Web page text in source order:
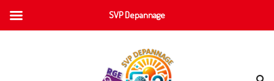
SVP Depannage